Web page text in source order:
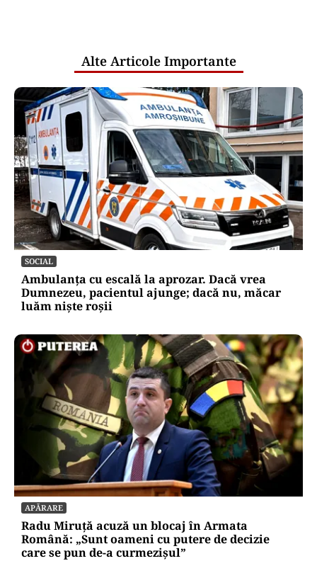
Alte Articole Importante
SOCIAL
Ambulanța cu escală la aprozar. Dacă vrea
Dumnezeu, pacientul ajunge; dacă nu, măcar
luăm niște roșii
APĂRARE
Radu Miruță acuză un blocaj în Armata
Română: „Sunt oameni cu putere de decizie
care se pun de-a curmezișul”